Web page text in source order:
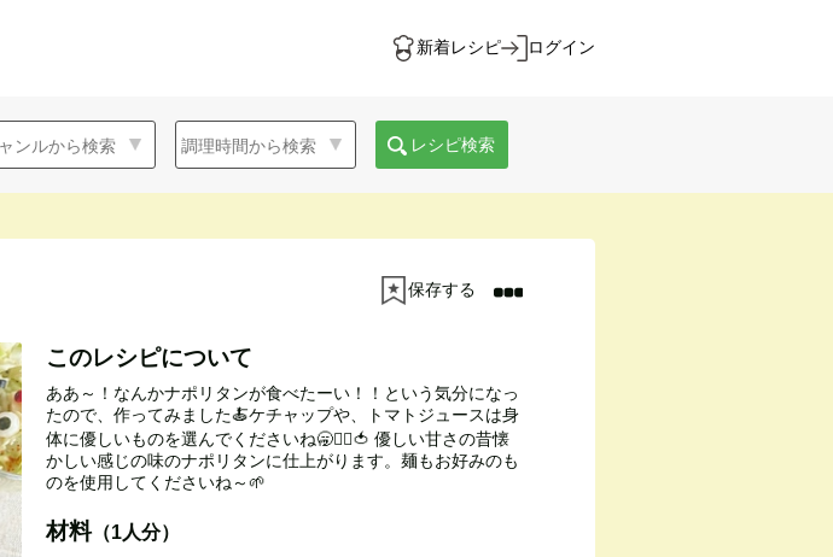
新着レシピ ログイン
レシピ検索
保存する
このレシピについて
ああ～！なんかナポリタンが食べたーい！！という気分になっ
たので、作ってみました🍝ケチャップや、トマトジュースは身
体に優しいものを選んでくださいね🥱✊🏻🍅 優しい甘さの昔懐
かしい感じの味のナポリタンに仕上がります。麺もお好みのも
のを使用してくださいね～🌱
材料（1人分）